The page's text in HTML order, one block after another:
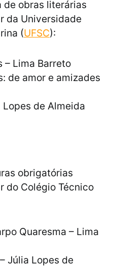
de obras literárias
da Universidade
(UFSC):
– Lima Barreto
de amor e amizades
de Almeida
obrigatórias
do Colégio Técnico
Quaresma – Lima
Júlia Lopes de